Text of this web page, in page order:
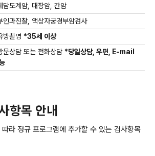
담도계암, 대장암, 간암
인과진찰, 액상자궁경부암검사
방촬영 *35세 이상
문상담 또는 전화상담 *당일상담, 우편, E-mail
항목 안내
라 정규 프로그램에 추가할 수 있는 검사항목
· 시력검사, 안압측정, 안저촬영
· 순음청력 검사
· 혈뇨, 단백뇨, 요당 검사
· 대변검사(잠혈)*50세 이상
· 혈압측정, 심전도 검사
· 일반생화학(전해질, 간기능, 신장기능,
· 이상지질혈증(중성지방, LDL, HDL-
· 순음청력 검사
· 혈뇨, 단백뇨, 요당 검사
· 대변검사(잠혈)*50세 이상
· 일반생화학(전해질, 간기능, 신장기능,
요산, 칼슘, 아밀라아제)
· 이상지질혈증(중성지방, LDL, HDL-
· 일반혈액(빈혈, 염증, 혈구질환)
· 일반생화학(전해질, 간기능,
신장기능, 요산, 칼슘, 아밀라아제)
· 이상지질혈증(중성지방, LDL, HDL-
· 간염(A,B,C형)
· 갑상선기능
· 염증(ESR, CRP)
· 저장철
· 류마티스인자
신장기능, 요산, 칼슘, 아밀라아제)
· 이상지질혈증(중성지방, LDL, HDL-
콜레스테롤)
· 간염(A,B,C형)
· 당뇨병(공복혈당, 당화혈색소,
· 류마티스인자
· 전염병(에이즈, 매독)
· 비타민 D